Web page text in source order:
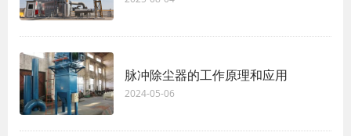
脉冲除尘器的工作原理和应用
2024-05-06